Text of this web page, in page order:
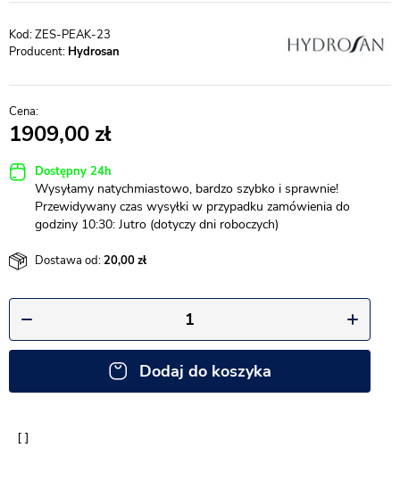
ZES-PEAK-23
Producent: Hydrosan
1909,00
Dostępny 24h
Wysyłamy natychmiastowo, bardzo szybko i sprawnie!
Przewidywany czas wysyłki w przypadku zamówienia do
godziny 10:30: Jutro (dotyczy dni roboczych)
Dostawa od:20,00
Dodaj do koszyka